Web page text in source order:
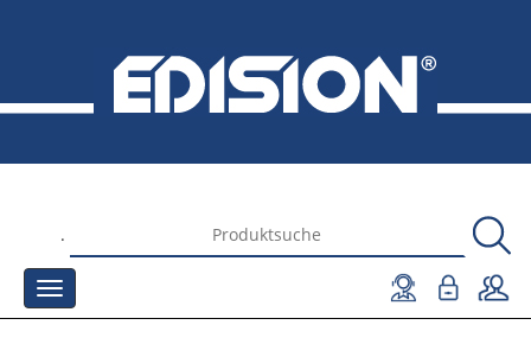
.